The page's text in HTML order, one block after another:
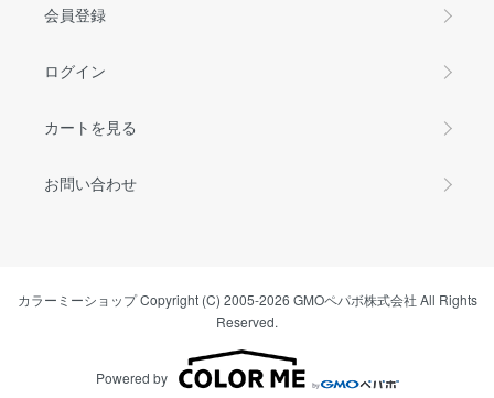
会員登録
ログイン
カートを見る
お問い合わせ
カラーミーショップCopyright (C) 2005-2026 GMOペパボ株式会社 All Rights
Reserved.
Powered by